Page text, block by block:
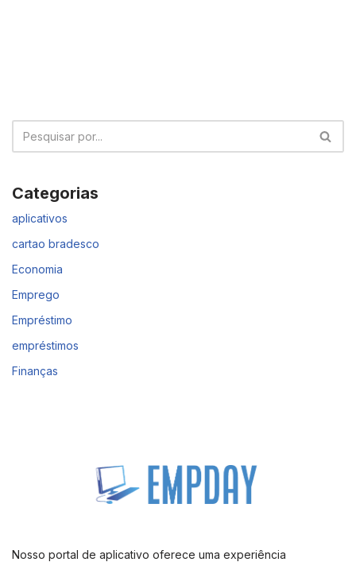
Categorias
aplicativos
cartao bradesco
Economia
Emprego
Empréstimo
empréstimos
Finanças
Nosso portal de aplicativo oferece uma experiência